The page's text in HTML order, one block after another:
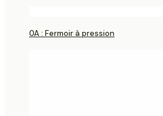
0A : Fermoir à pression